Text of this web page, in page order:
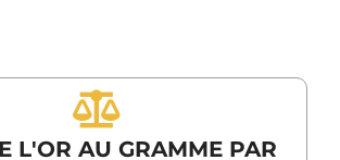
L'OR AU GRAMME PAR